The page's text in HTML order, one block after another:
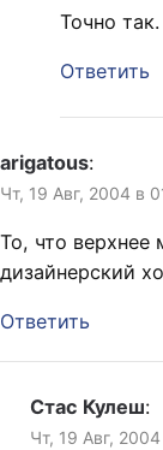
Точно так.
Ответить
arigatous:
Чт, 19 Авг, 2004 в
То, что
дизайнерский
Ответить
Стас Кулеш:
Чт, 19 Авг,